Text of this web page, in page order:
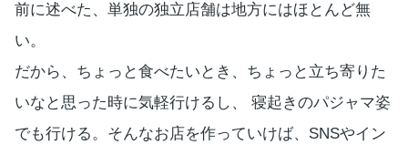
前に述べた、単独の独立店舗は地方にはほとんど無
い。
だから、ちょっと食べたいとき、ちょっと立ち寄りた
いなと思った時に気軽行けるし、 寝起きのパジャマ姿
でも行ける。そんなお店を作っていけば、SNSやイン